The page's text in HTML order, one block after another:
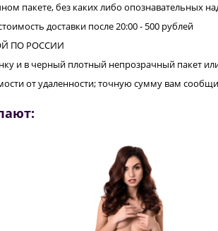
пакете, без каких либо опознавательных
доставки после 20:00 - 500 рублей
ПО РОССИИ
и в черный плотный непрозрачный пакет
от удаленности; точную сумму вам